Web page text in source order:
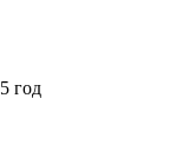
год